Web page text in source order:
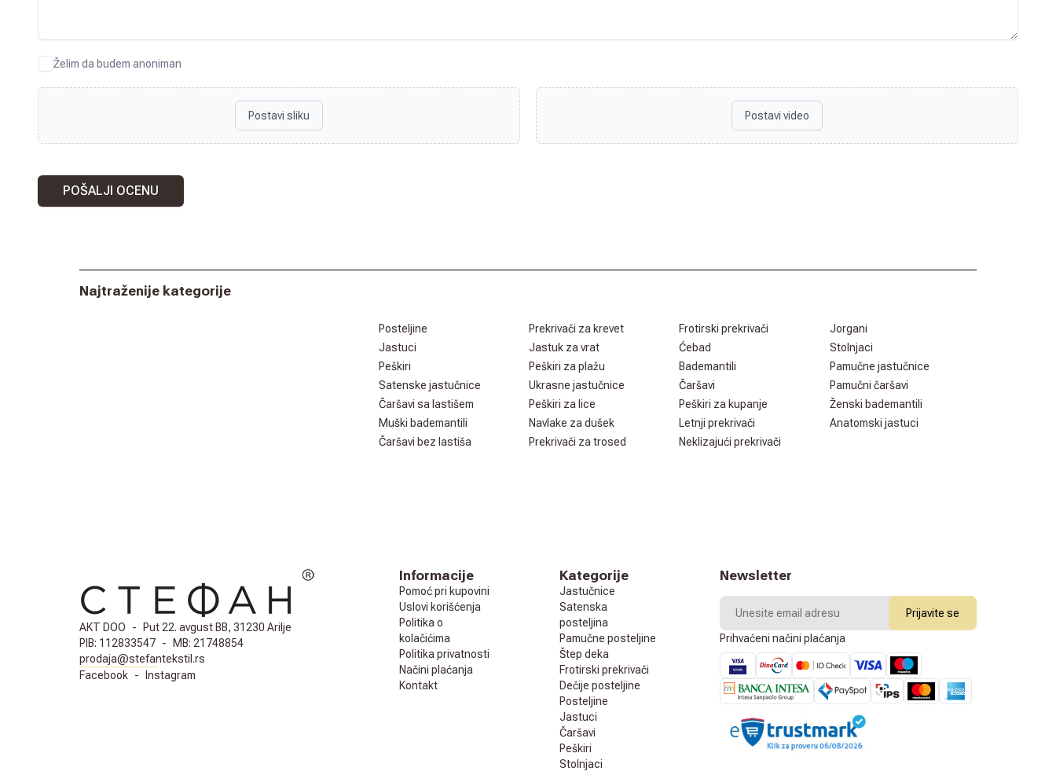
Želim da budem anoniman
Postavi sliku Postavi video
POŠALJI OCENU
Najtraženije kategorije
Posteljine Prekrivači za krevet Frotirski prekrivači
Jorgani
Jastuci
Jastuk za vrat Ćebad
Stolnjaci
Peškiri
Peškiri za plažu Bademantili
Pamučne jastučnice
Satenske jastučnice
Ukrasne jastučnice Čaršavi
Pamučni čaršavi
Čaršavi sa lastišem
Peškiri za lice Peškiri za kupanje
Ženski bademantili
Muški bademantili
Navlake za dušek Letnji prekrivači
Anatomski jastuci
Čaršavi bez lastiša
Prekrivači za trosed Neklizajući prekrivači
AKT DOO -
Put 22. avgust BB, 31230 Arilje
PIB: 112833547 - MB: 21748854
prodaja@stefantekstil.rs
Facebook - Instagram
Informacije
Pomoć pri kupovini
Uslovi korišćenja
Politika o
kolačićima
Politika privatnosti
Načini plaćanja
Kontakt
Kategorije
Jastučnice
Satenska
posteljina
Pamučne posteljine
Štep deka
Frotirski prekrivači
Dečije posteljine
Posteljine
Jastuci
Čaršavi
Peškiri
Stolnjaci
Newsletter
Prijavite se
Prihvaćeni načini plaćanja